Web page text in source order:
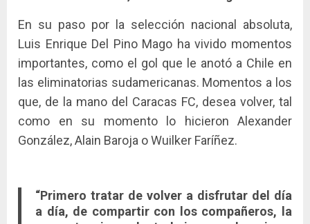
En su paso por la selección nacional absoluta,
Luis Enrique Del Pino Mago ha vivido momentos
importantes, como el gol que le anotó a Chile en
las eliminatorias sudamericanas. Momentos a los
que, de la mano del Caracas FC, desea volver, tal
como en su momento lo hicieron Alexander
González, Alain Baroja o Wuilker Faríñez.
“Primero tratar de volver a disfrutar del día
a día, de compartir con los compañeros, la